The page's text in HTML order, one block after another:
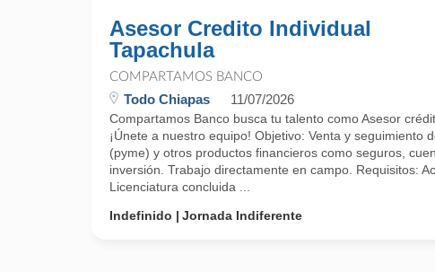
Asesor Credito Individual
Tapachula
COMPARTAMOS BANCO
Todo Chiapas 11/07/2026
Compartamos Banco busca tu talento como Asesor
¡Únete a nuestro equipo! Objetivo: Venta y seguimiento
(pyme) y otros productos financieros como seguros,
inversión. Trabajo directamente en campo. Requisitos:
Licenciatura concluida ...
Indefinido
Jornada Indiferente